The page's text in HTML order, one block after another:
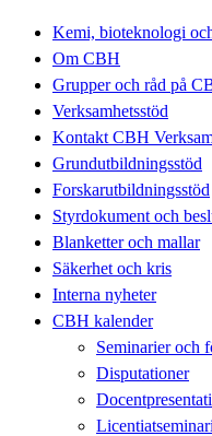
Kemi, bioteknologi
Om CBH
Grupper och råd på
Verksamhetsstöd
Kontakt CBH
Grundutbildningsstöd
Forskarutbildningsstöd
Styrdokument och
Blanketter och mallar
Säkerhet och kris
Interna nyheter
CBH kalender
Seminarier och
Disputationer